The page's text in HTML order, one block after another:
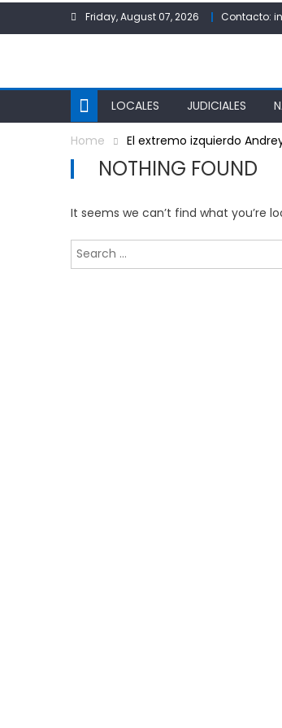
Friday, August 07, 2026 Contacto:
LOCALES JUDICIALES
Home El extremo izquierdo
NOTHING FOUND
It seems we can’t find what you’re